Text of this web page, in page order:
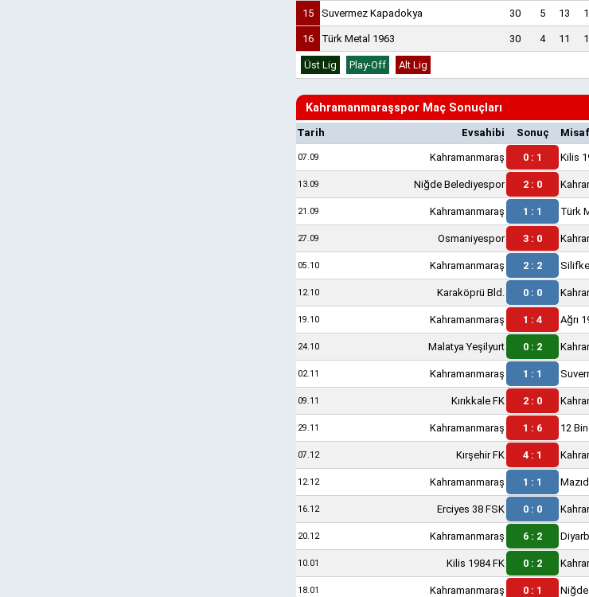
15 Suvermez Kapadokya 30 5 13
16 Türk Metal 1963 30 4 11
Üst Lig Play-Off Alt Lig
Kahramanmaraşspor Maç Sonuçları
Tarih Evsahibi Sonuç
07.09 Kahramanmaraş 0 : 1 Kilis
13.09 Niğde Belediyespor 2 : 0
21.09 Kahramanmaraş 1 : 1 Türk
27.09 Osmaniyespor 3 : 0
05.10 Kahramanmaraş 2 : 2
12.10 Karaköprü Bld. 0 : 0
19.10 Kahramanmaraş 1 : 4 Ağrı
24.10 Malatya Yeşilyurt 0 : 2
02.11 Kahramanmaraş 1 : 1
09.11 Kırıkkale FK 2 : 0
29.11 Kahramanmaraş 1 : 6 12
07.12 Kırşehir FK 4 : 1
12.12 Kahramanmaraş 1 : 1
16.12 Erciyes 38 FSK 0 : 0
20.12 Kahramanmaraş 6 : 2
10.01 Kilis 1984 FK 0 : 2
18.01 Kahramanmaraş 0 : 1